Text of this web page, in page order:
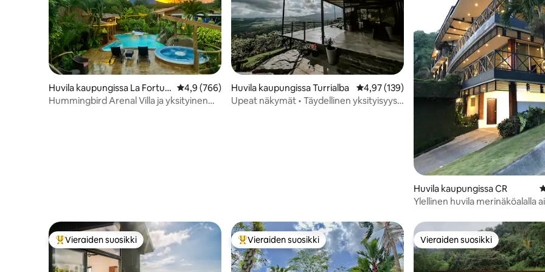
Huvila kaupungissa La Fortun
a
Keskimääräinen arvio 4,9/5, 766 arvostelua
4,9 (766)
Hummingbird Arenal Villa ja yksityinen
Huvila kaupungissa Turrialba Keskimääräinen arvio 4,97/5, 139 arvostelua
4,97 (139)
Upeat näkymät • Täydellinen yksityisyys •
Huvila kaupungissa CR
Ylellinen huvila merinäköalalla
Vieraiden suosikkien parhaimmistoa
Vieraiden suosikki Vieraiden suosikkien parhaimmistoa
Vieraiden suosikki Vieraiden suosikki
Vieraiden suosikki